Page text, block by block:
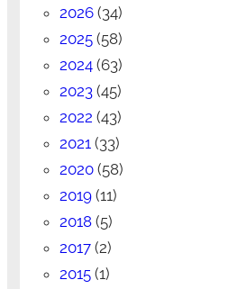
2026(34)
2025(58)
2024(63)
2023(45)
2022 (43)
2021 (33)
2020(58)
2019(11)
2018(5)
2017(2)
2015(1)